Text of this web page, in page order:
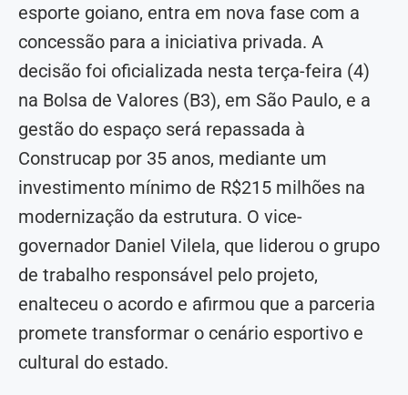
esporte goiano, entra em nova fase com a
concessão para a iniciativa privada. A
decisão foi oficializada nesta terça-feira (4)
na Bolsa de Valores (B3), em São Paulo, e a
gestão do espaço será repassada à
Construcap por 35 anos, mediante um
investimento mínimo de R$215 milhões na
modernização da estrutura. O vice-
governador Daniel Vilela, que liderou o grupo
de trabalho responsável pelo projeto,
enalteceu o acordo e afirmou que a parceria
promete transformar o cenário esportivo e
cultural do estado.